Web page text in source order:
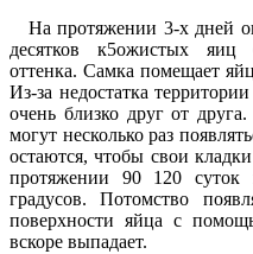
На протяжении 3-х дней
десятков к5ожистых яиц
оттенка. Самка помещает
Из-за недостатка
очень близко друг от
могут несколько раз
остаются, чтобы свои
протяжении 90 120
градусов. Потомство
поверхности яйца с
вскоре выпадает.